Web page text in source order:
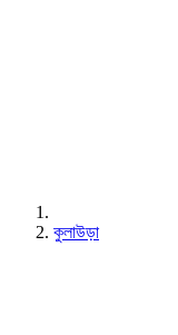
কুলাউড়া